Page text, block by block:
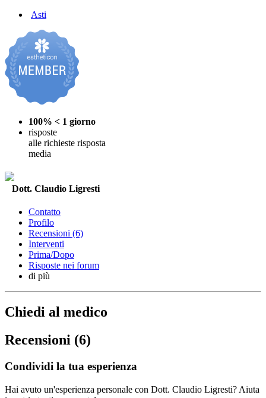
Asti
100% < 1 giorno
risposte
alle richieste risposta
media
Dott. Claudio Ligresti
Contatto
Profilo
Recensioni (6)
Interventi
Prima/Dopo
Risposte nei forum
di più
Chiedi al medico
Recensioni (6)
Condividi la tua esperienza
Hai avuto un'esperienza personale con Dott. Claudio Ligresti? Aiuta